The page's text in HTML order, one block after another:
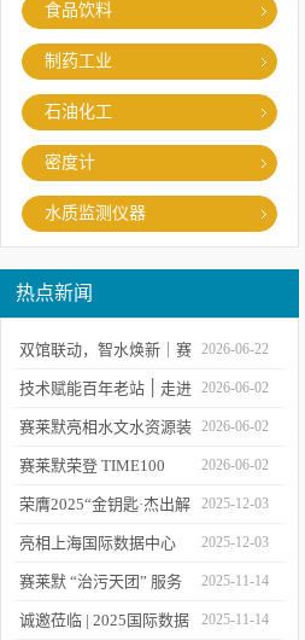
食品饮料
制药工业
石油化工
密度计
水质监测仪器
热点新闻
双馆联动，智水焕新｜赛
莱默精彩亮相2026上海世
环会
2026-06-22
技术赋能百年老站 ׀ 走进
都江堰：从千年治水智慧
到现代水文监测
2026-06-02
赛莱默亮相水文水资源装
备展 | 以数字化和智能化
技术赋能水文现代化建设
2026-06-02
赛莱默荣登 TIME100
2026 全球百强影响力企
业榜单
2026-06-02
荣膺2025“金钥匙·杰出解
决方案”！赛莱默青少年
水教育行动，浇灌可持续
发展未来
2025-12-03
亮相上海国际数据中心
展！赛莱默助力AI时代数
智未来
2025-12-03
赛莱默 “治污天团” 服务
亚洲污水处理厂
2025-11-14
诚邀莅临 | 2025国际数据 2025-11-14